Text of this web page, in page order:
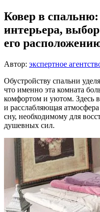
Ковер в спальню:
интерьера,
его
Автор: экспертное
Обустройству спальни
что именно эта комната
комфортом и уютом. Здесь
и расслабляющая
сну, необходимому для
душевных сил.